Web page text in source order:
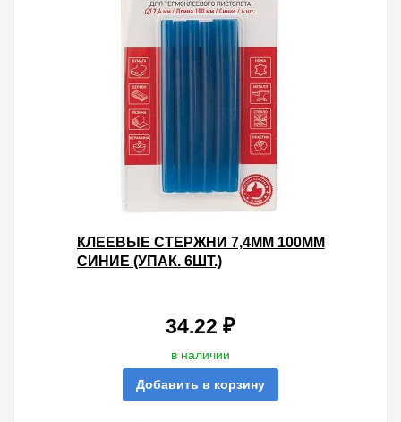
КЛЕЕВЫЕ СТЕРЖНИ 7,4ММ 100ММ
СИНИЕ (УПАК. 6ШТ.)
34.22 ₽
в наличии
Добавить в корзину